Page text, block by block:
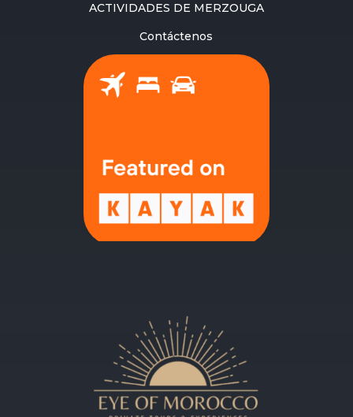
ACTIVIDADES DE MERZOUGA
Contáctenos